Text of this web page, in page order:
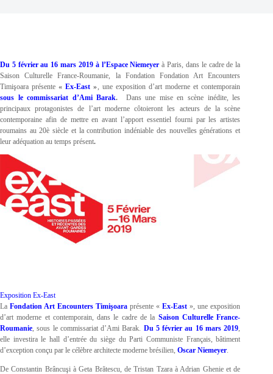
Du 5 février au 16 mars 2019 à l’Espace Niemeyer à Paris, dans le cadre de la
Saison Culturelle France-Roumanie, la Fondation Fondation Art Encounters
Timişoara présente«Ex-East », une exposition d’art moderne et contemporain
sous le commissariat d’Ami Barak. Dans une mise en scène inédite, les
principaux protagonistes de l’art moderne côtoieront les acteurs de la scène
contemporaine afin de mettre en avant l’apport essentiel fourni par les artistes
roumains au 20è siècle et la contribution indéniable des nouvelles générations et
leur adéquation au temps présent.
Exposition Ex-East
LaFondation Art Encounters Timişoara présente «Ex-East », une exposition
d’art moderne et contemporain, dans le cadre de la Saison Culturelle France-
Roumanie , sous le commissariat d’Ami Barak. Du 5 février au 16 mars 2019
elle investira le hall d’entrée du siège du Parti Communiste Français, bâtiment
d’exception conçu par le célèbre architecte moderne brésilien, Oscar Niemeyer
De Constantin Brâncuşi à Geta Brătescu, de Tristan Tzara à Adrian Ghenie et de